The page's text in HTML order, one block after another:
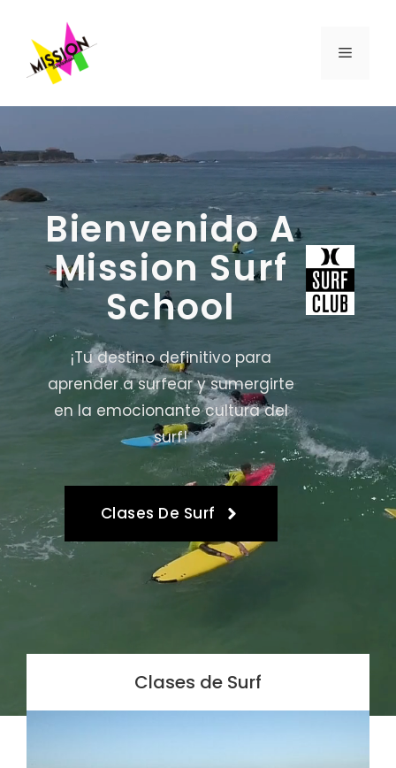
contenido
MENÚ
Bienvenido A
Mission Surf
School
¡Tu destino definitivo para
aprender a surfear y sumergirte
en la emocionante cultura del
surf!
Clases De Surf
Clases de Surf